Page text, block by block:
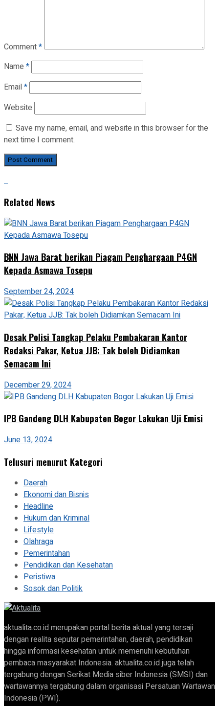
Comment*
Name *
Email*
Website
Save my name, email, and website in this browser for the
next time I comment.
Related News
BNN Jawa Barat berikan Piagam Penghargaan P4GN
Kepada Asmawa Tosepu
September 24, 2024
Desak Polisi Tangkap Pelaku Pembakaran Kantor
Redaksi Pakar, Ketua JJB: Tak boleh Didiamkan
Semacam Ini
December 29, 2024
IPB Gandeng DLH Kabupaten Bogor Lakukan Uji Emisi
June 13, 2024
Telusuri menurut Kategori
Daerah
Ekonomi dan Bisnis
Headline
Hukum dan Kriminal
Lifestyle
Olahraga
Pemerintahan
Pendidikan dan Kesehatan
Peristiwa
Sosok dan Politik
aktualita.co.id merupakan portal berita aktual yang tersaji
dengan realita seputar pemerintahan, daerah, pendidikan
hingga informasi kesehatan untuk memenuhi kebutuhan
pembaca masyarakat Indonesia. aktualita.co.id juga telah
tergabung dengan Serikat Media siber Indonesia (SMSI) dan
wartawannya tergabung dalam organisasi Persatuan Wartawan
Indonesia (PWI).